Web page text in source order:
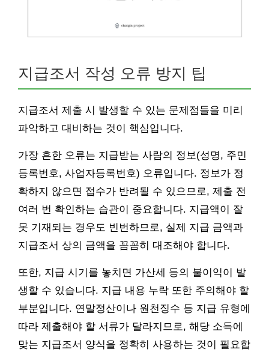
지급조서 작성 오류 방지 팁
지급조서 제출 시 발생할 수 있는 문제점들을 미리
파악하고 대비하는 것이 핵심입니다.
가장 흔한 오류는 지급받는 사람의 정보(성명, 주민
등록번호, 사업자등록번호) 오류입니다. 정보가 정
확하지 않으면 접수가 반려될 수 있으므로, 제출 전
여러 번 확인하는 습관이 중요합니다. 지급액이 잘
못 기재되는 경우도 빈번하므로, 실제 지급 금액과
지급조서 상의 금액을 꼼꼼히 대조해야 합니다.
또한, 지급 시기를 놓치면 가산세 등의 불이익이 발
생할 수 있습니다. 지급 내용 누락 또한 주의해야 할
부분입니다. 연말정산이나 원천징수 등 지급 유형에
따라 제출해야 할 서류가 달라지므로, 해당 소득에
맞는 지급조서 양식을 정확히 사용하는 것이 필요합